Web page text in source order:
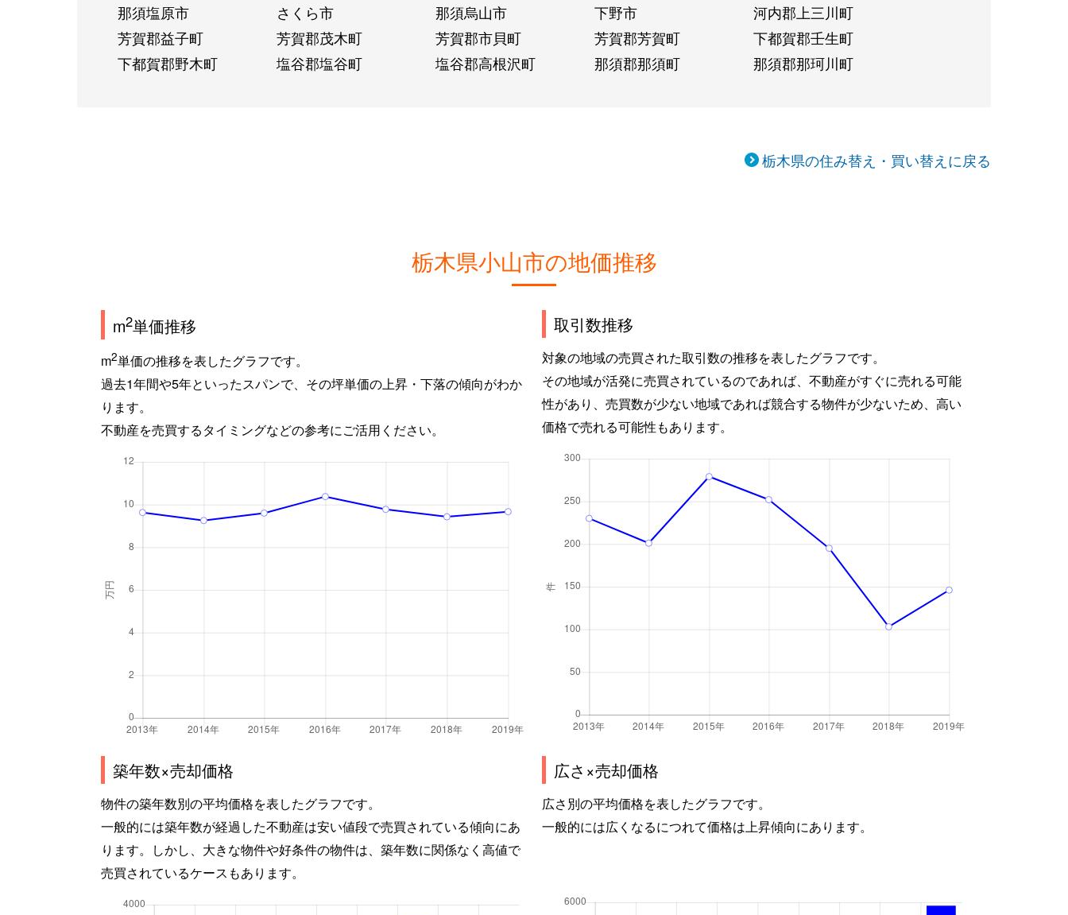
那須塩原市
さくら市 那須烏山市 下野市
河内郡上三川町
芳賀郡益子町
芳賀郡茂木町 芳賀郡市貝町 芳賀郡芳賀町
下都賀郡壬生町
下都賀郡野木町
塩谷郡塩谷町 塩谷郡高根沢町 那須郡那須町 那須郡那珂川町
栃木県の住み替え・買い替えに戻る
栃木県小山市の地価推移
m2単価推移
m2単価の推移を表したグラフです。
過去1年間や5年といったスパンで、その坪単価の上昇・下落の傾向がわか
ります。
不動産を売買するタイミングなどの参考にご活用ください。
取引数推移
対象の地域の売買された取引数の推移を表したグラフです。
その地域が活発に売買されているのであれば、不動産がすぐに売れる可能
性があり、売買数が少ない地域であれば競合する物件が少ないため、高い
価格で売れる可能性もあります。
築年数×売却価格
物件の築年数別の平均価格を表したグラフです。
一般的には築年数が経過した不動産は安い値段で売買されている傾向にあ
ります。しかし、大きな物件や好条件の物件は、築年数に関係なく高値で
売買されているケースもあります。
広さ×売却価格
広さ別の平均価格を表したグラフです。
一般的には広くなるにつれて価格は上昇傾向にあります。